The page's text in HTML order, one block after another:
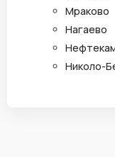
Мраково
Нагаево
Николо-